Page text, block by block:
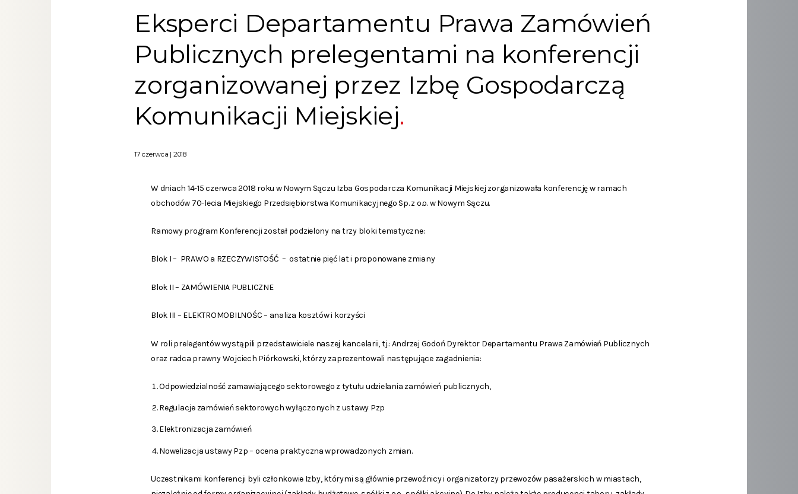
Eksperci Departamentu Prawa Zamówień
Publicznych prelegentami na konferencji
zorganizowanej przez Izbę Gospodarczą
Komunikacji Miejskiej
17 czerwca | 2018
W dniach 14-15 czerwca 2018 roku w Nowym Sączu Izba Gospodarcza Komunikacji Miejskiej zorganizowała konferencję w ramach
obchodów 70-lecia Miejskiego Przedsiębiorstwa Komunikacyjnego Sp. z o.o. w Nowym Sączu.
Ramowy program Konferencji został podzielony na trzy bloki tematyczne:
Blok I – PRAWO a RZECZYWISTOŚĆ – ostatnie pięć lat i proponowane zmiany
Blok II – ZAMÓWIENIA PUBLICZNE
Blok III – ELEKTROMOBILNOŚC – analiza kosztów i korzyści
W roli prelegentów wystąpili przedstawiciele naszej kancelarii, tj.: Andrzej Godoń Dyrektor Departamentu Prawa Zamówień Publicznych
oraz radca prawny Wojciech Piórkowski, którzy zaprezentowali następujące zagadnienia:
Odpowiedzialność zamawiającego sektorowego z tytułu udzielania zamówień publicznych,
Regulacje zamówień sektorowych wyłączonych z ustawy Pzp
Elektronizacja zamówień
Nowelizacja ustawy Pzp – ocena praktyczna wprowadzonych zmian.
Uczestnikami konferencji byli członkowie Izby, którymi są głównie przewoźnicy i organizatorzy przewozów pasażerskich w miastach,